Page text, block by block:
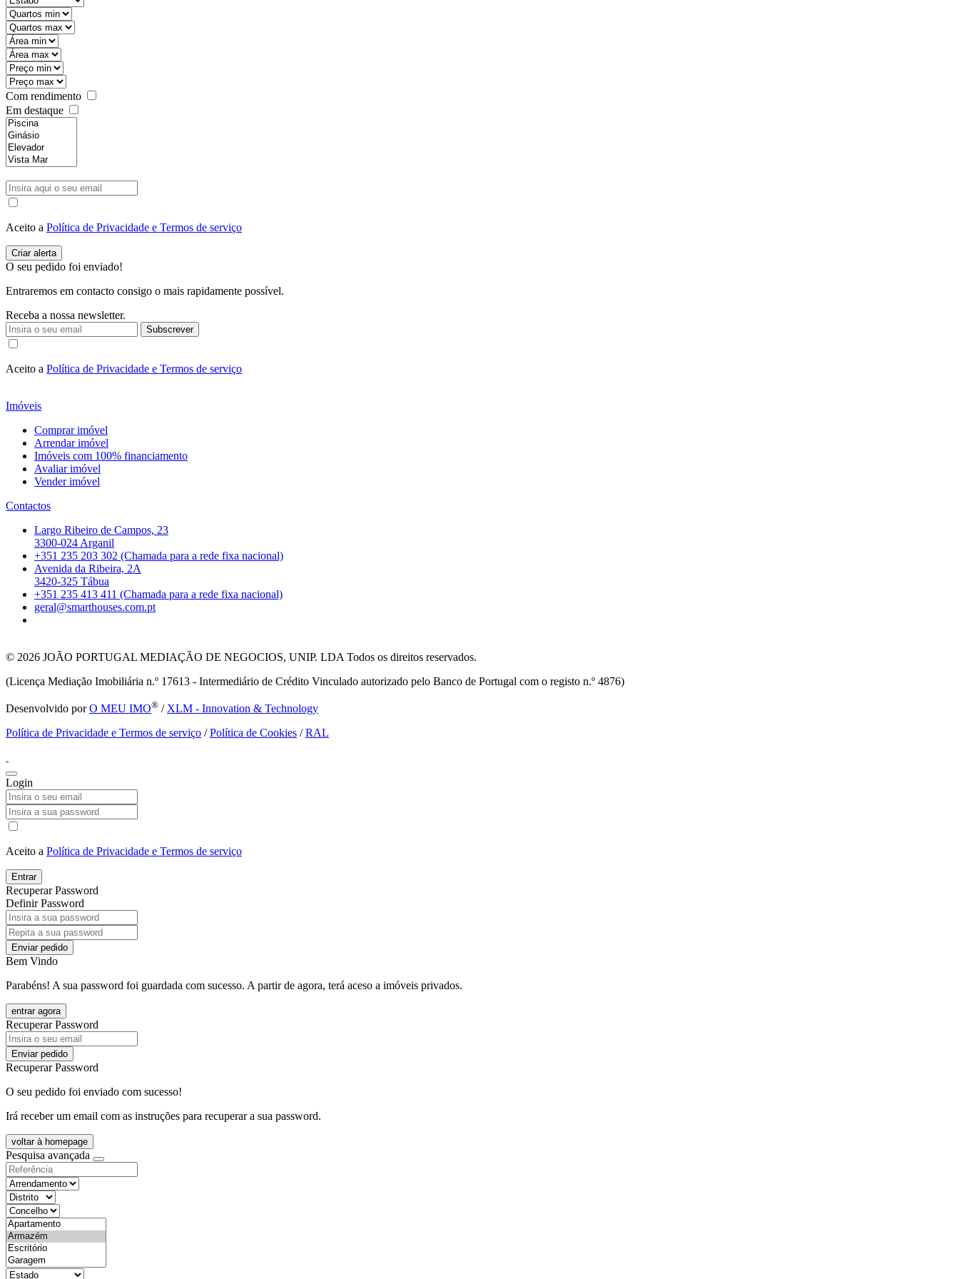
Com rendimento
Em destaque
Aceito a Política de Privacidade e Termos de serviço
O seu pedido foi enviado!
Entraremos em contacto consigo o mais rapidamente possível.
Receba a nossa newsletter.
Subscrever
Aceito a Política de Privacidade e Termos de serviço
Imóveis
Comprar imóvel
Arrendar imóvel
Imóveis com 100% financiamento
Avaliar imóvel
Vender imóvel
Contactos
Largo Ribeiro de Campos, 23
3300-024 Arganil
+351 235 203 302 (Chamada para a rede fixa nacional)
Avenida da Ribeira, 2A
3420-325 Tábua
+351 235 413 411 (Chamada para a rede fixa nacional)
geral@smarthouses.com.pt
© 2026 JOÃO PORTUGAL MEDIAÇÃO DE NEGOCIOS, UNIP. LDA Todos os direitos reservados.
(Licença Mediação Imobiliária n.º 17613 - Intermediário de Crédito Vinculado autorizado pelo Banco de Portugal com o registo n.º 4876)
Desenvolvido porO MEU IMO® / XLM - Innovation & Technology
Política de Privacidade e Termos de serviço /Política de Cookies /RAL
Login
Aceito a Política de Privacidade e Termos de serviço
Entrar
Recuperar Password
Definir Password
Enviar pedido
Bem Vindo
Parabéns! A sua password foi guardada com sucesso. A partir de agora, terá aceso a imóveis privados.
entrar agora
Recuperar Password
Enviar pedido
Recuperar Password
O seu pedido foi enviado com sucesso!
Irá receber um email com as instruções para recuperar a sua password.
voltar à homepage
Pesquisa avançada